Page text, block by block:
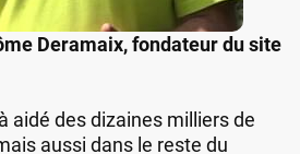
Deramaix, fondateur du site
aidé des dizaines milliers de
aussi dans le reste du